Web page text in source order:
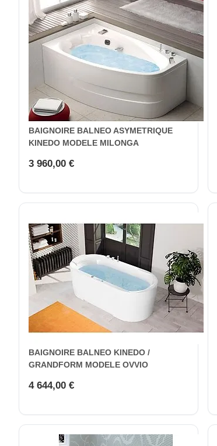
BAIGNOIRE BALNEO ASYMETRIQUE
KINEDO MODELE MILONGA
3 960,00 €
BAIGNOIRE BALNEO KINEDO /
GRANDFORM MODELE OVVIO
4 644,00 €